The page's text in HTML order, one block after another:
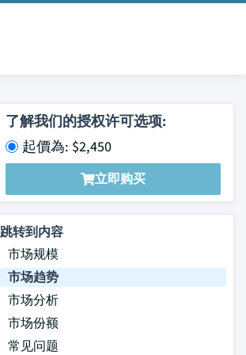
了解我们的授权许可选项:
起價為: $2,450
立即购买
跳转到内容
市场规模
市场趋势
市场分析
市场份额
常见问题